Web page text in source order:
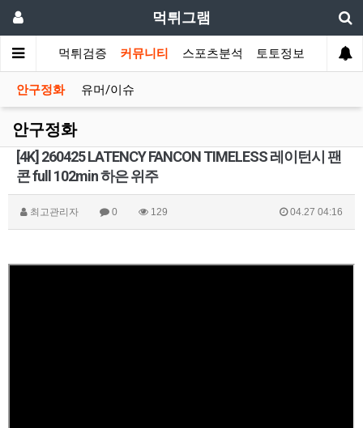
먹튀그램
먹튀검증 커뮤니티 스포츠분석 토토정보
안구정화 유머/이슈
안구정화
[4K] 260425 LATENCY FANCON TIMELESS 레이턴시 팬
콘 full 102min 하은 위주
최고관리자 0 129 04.27 04:16